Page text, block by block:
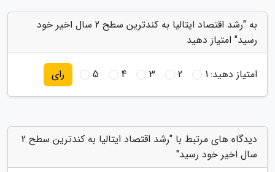
به "رشد اقتصاد ایتالیا به کندترین سطح 2 سال اخیر خود
رسید" امتیاز دهید
امتیاز دهید:1
2
3
4
5 رای
دیدگاه های مرتبط با "رشد اقتصاد ایتالیا به کندترین سطح 2
سال اخیر خود رسید"